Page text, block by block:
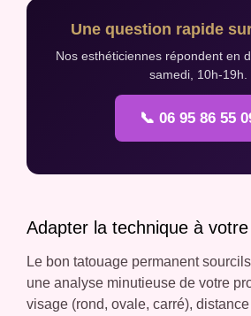
Une question rapide
Nos esthéticiennes répondent en
samedi, 10h-19h.
📞 06 95 86 55
Adapter la technique à votre
Le bon tatouage permanent
une analyse minutieuse de votre
visage (rond, ovale, carré),